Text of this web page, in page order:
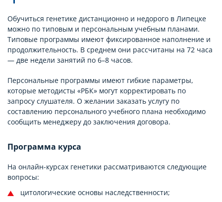
Обучиться генетике дистанционно и недорого в Липецке
можно по типовым и персональным учебным планами.
Типовые программы имеют фиксированное наполнение и
продолжительность. В среднем они рассчитаны на 72 часа
— две недели занятий по 6–8 часов.
Персональные программы имеют гибкие параметры,
которые методисты «РБК» могут корректировать по
запросу слушателя. О желании заказать услугу по
составлению персонального учебного плана необходимо
сообщить менеджеру до заключения договора.
Программа курса
На онлайн-курсах генетики рассматриваются следующие
вопросы:
цитологические основы наследственности;